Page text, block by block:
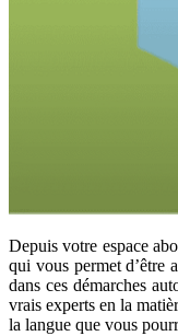
Depuis votre espace
qui vous permet d’être
dans ces démarches
vrais experts en la
la langue que vous